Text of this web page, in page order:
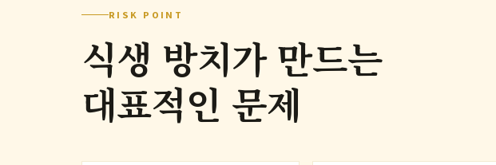
RISK POINT
식생 방치가 만드는
대표적인 문제